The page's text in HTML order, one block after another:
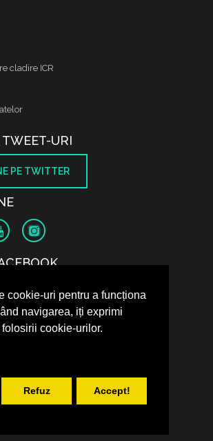
cookie-uri pentru a funcționa
navigarea, iți exprimi
cookie-urilor.
Refuz Accept!
cladire ICR
URI
PE TWITTER